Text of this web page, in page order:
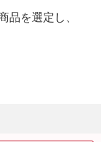
品を選定し、